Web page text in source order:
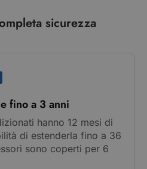
sicurezza
fino a 3 anni
hanno 12 mesi di
di estenderla fino a 36
sono coperti per 6